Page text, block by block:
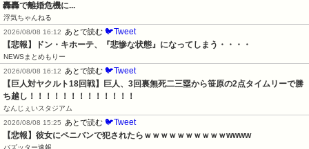
轟轟で離婚危機に...
浮気ちゃんねる
2026/08/08 16:12 あとで読む 🐦Tweet
【悲報】ドン・キホーテ、『悲惨な状態』になってしまう・・・・
NEWSまとめもりー
2026/08/08 16:12 あとで読む 🐦Tweet
【巨人対ヤクルト18回戦】巨人、3回裏無死二三塁から笹原の2点タイムリーで勝
ち越し！！！！！！！！！！！！！
なんじぇいスタジアム
2026/08/08 15:25 あとで読む 🐦Tweet
【悲報】彼女にペニバンで犯されたらｗｗｗｗｗｗｗｗｗｗwwww